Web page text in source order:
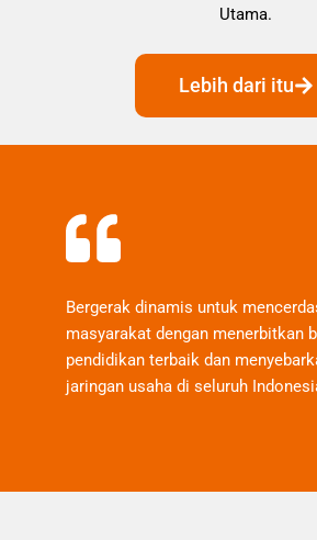
Utama.
Lebih dari itu
Bergerak dinamis untuk
masyarakat dengan menerbitkan
pendidikan terbaik dan
jaringan usaha di seluruh